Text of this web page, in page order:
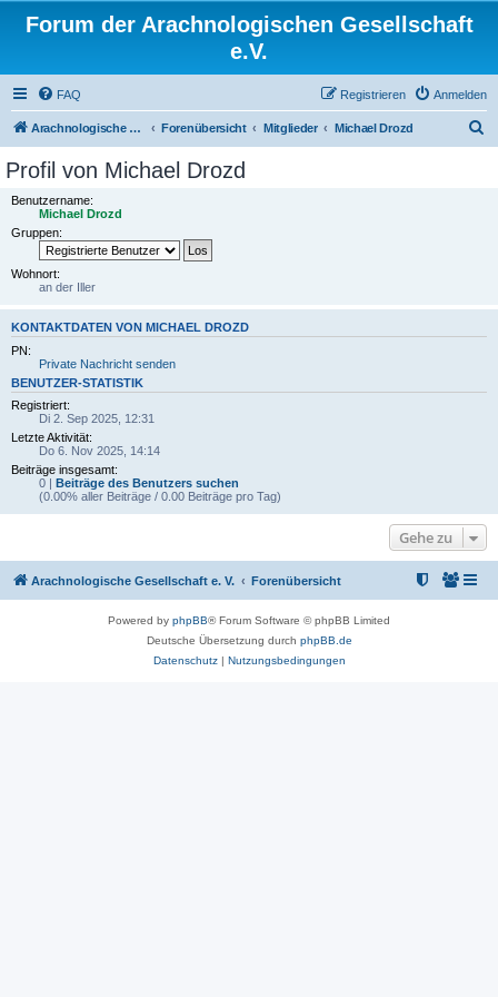
Forum der Arachnologischen Gesellschaft
e.V.
FAQ Anmelden
Registrieren
Arachnologische Gesellschaft e. V. Forenübersicht Mitglieder Michael Drozd
Profil von Michael Drozd
Benutzername:
Michael Drozd
Gruppen:
Wohnort:
an der Iller
KONTAKTDATEN VON MICHAEL DROZD
PN:
Private Nachricht senden
BENUTZER-STATISTIK
Registriert:
Di 2. Sep 2025, 12:31
Letzte Aktivität:
Do 6. Nov 2025, 14:14
Beiträge insgesamt:
0 | Beiträge des Benutzers suchen
(0.00% aller Beiträge / 0.00 Beiträge pro Tag)
Gehe zu
Arachnologische Gesellschaft e. V. Forenübersicht
Powered by phpBB® Forum Software © phpBB Limited
Deutsche Übersetzung durch phpBB.de
Datenschutz| Nutzungsbedingungen